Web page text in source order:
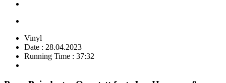
Vinyl
Date : 28.04.2023
Running Time : 37:32